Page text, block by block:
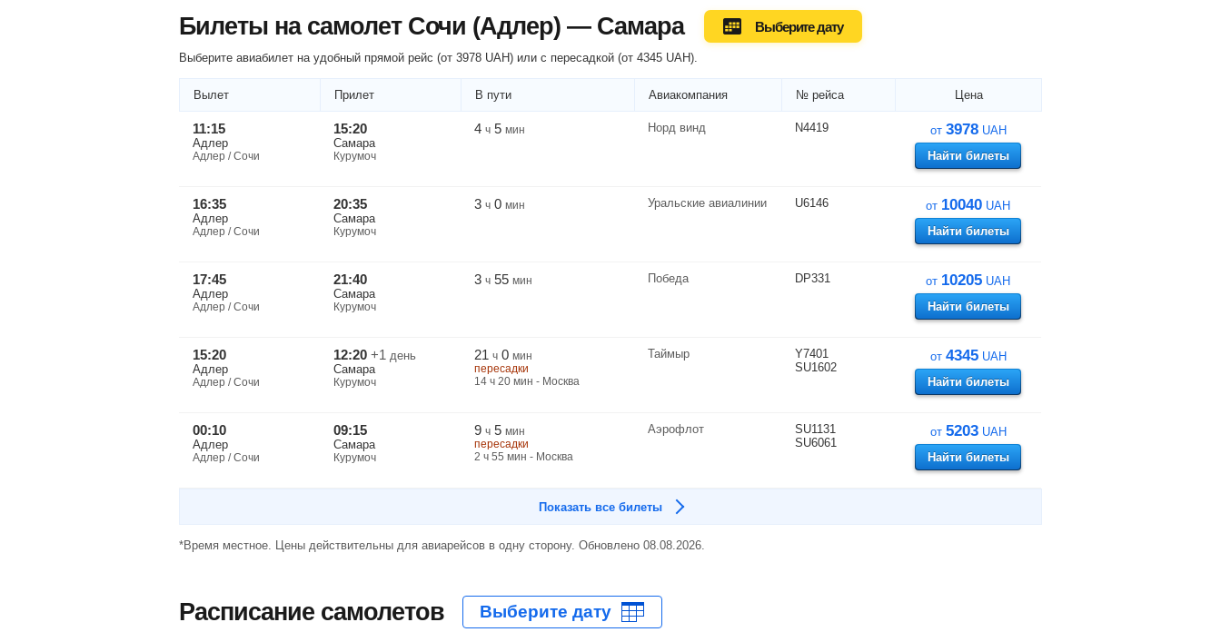
Билеты на самолет Сочи (Адлер) — Самара Выберите дату
Выберите авиабилет на удобный прямой рейс (от 3978 UAH) или с пересадкой (от 4345 UAH).
Вылет Прилет В пути Авиакомпания № рейса Цена
11:15
Адлер
Адлер / Сочи
15:20
Самара
Курумоч
4 ч 5 мин Норд винд N4419 от 3978 UAH
Найти билеты
16:35
Адлер
Адлер / Сочи
20:35
Самара
Курумоч
3 ч 0 мин Уральские авиалинии U6146 от 10040 UAH
Найти билеты
17:45
Адлер
Адлер / Сочи
21:40
Самара
Курумоч
3 ч 55 мин Победа DP331 от 10205 UAH
Найти билеты
15:20
Адлер
Адлер / Сочи
12:20 +1 день
Самара
Курумоч
21 ч 0 мин
пересадки
14 ч 20 мин - Москва
Таймыр
Y7401
SU1602
от 4345 UAH
Найти билеты
00:10
Адлер
Адлер / Сочи
09:15
Самара
Курумоч
9 ч 5 мин
пересадки
2 ч 55 мин - Москва
Аэрофлот
SU1131
SU6061
от 5203 UAH
Найти билеты
Показать все билеты
*Время местное. Цены действительны для авиарейсов в одну сторону. Обновлено 08.08.2026.
Расписание самолетов